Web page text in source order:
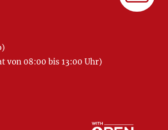
von 08:00 bis 13:00 Uhr)